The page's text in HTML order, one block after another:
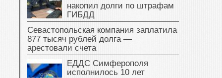
накопил долги по штрафам
ГИБДД
Севастопольская компания заплатила
877 тысяч рублей долга —
арестовали счета
ЕДДС Симферополя
исполнилось 10 лет